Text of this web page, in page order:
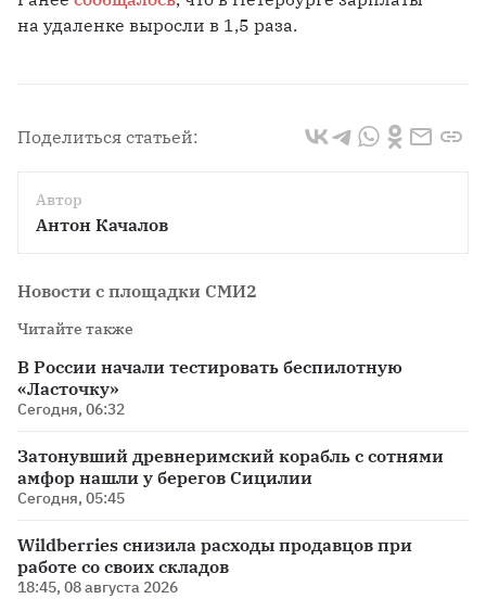
на удаленке выросли в 1,5 раза.
Поделиться статьей:
Автор
Антон Качалов
Новости с площадки СМИ2
Читайте также
В России начали тестировать беспилотную
«Ласточку»
Сегодня, 06:32
Затонувший древнеримский корабль с сотнями
амфор нашли у берегов Сицилии
Сегодня, 05:45
Wildberries снизила расходы продавцов при
работе со своих складов
18:45, 08 августа 2026